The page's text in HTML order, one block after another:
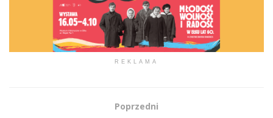
REKLAMA
Poprzedni